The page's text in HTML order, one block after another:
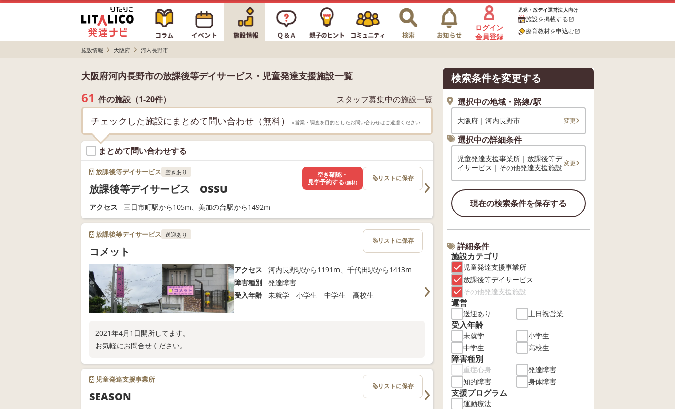
ログイン
会員登録
児発・放デイ運営法人向け
施設を掲載するopen_in_new
療育教材を申込むopen_in_new
施設情報 大阪府 河内長野市
大阪府河内長野市の放課後等デイサービス・児童発達支援施設一覧
61 件の施設（1-20件） スタッフ募集中の施設一覧
チェックした施設にまとめて問い合わせ（無料） ※営業・調査を目的としたお問い合わせはご遠慮ください
まとめて問い合わせする
放課後等デイサービス 空きあり
放課後等デイサービス OSSU
アクセス 三日市町駅から105m、美加の台駅から1492m
空き確認・
見学予約する (無料) リストに保存
放課後等デイサービス 送迎あり
コメット
アクセス
河内長野駅から1191m、千代田駅から1413m
障害種別
発達障害
受入年齢
未就学 小学生 中学生 高校生
2021年4月1日開所してます。
お気軽にお問合せください。
リストに保存
児童発達支援事業所
SEASON
リストに保存
検索条件を変更する
選択中の地域・路線/駅
大阪府｜河内長野市 変更
選択中の詳細条件
児童発達支援事業所｜放課後等デ
イサービス｜その他発達支援施設変更
現在の検索条件を保存する
詳細条件
施設カテゴリ
児童発達支援事業所
放課後等デイサービス
その他発達支援施設
運営
送迎あり 土日祝営業
受入年齢
未就学
小学生
中学生
高校生
障害種別
重症心身
発達障害
知的障害
身体障害
支援プログラム
運動療法